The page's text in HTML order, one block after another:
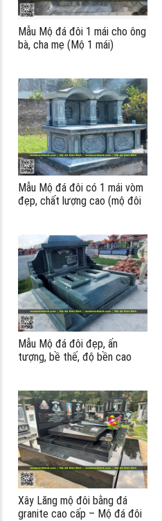
Mẫu Mộ đá đôi 1 mái cho ông
bà, cha mẹ (Mộ 1 mái)
Mẫu Mộ đá đôi có 1 mái vòm
đẹp, chất lượng cao (mộ đôi
Mẫu Mộ đá đôi đẹp, ấn
tượng, bề thế, độ bền cao
Xây Lăng mộ đôi bằng đá
granite cao cấp – Mộ đá đôi